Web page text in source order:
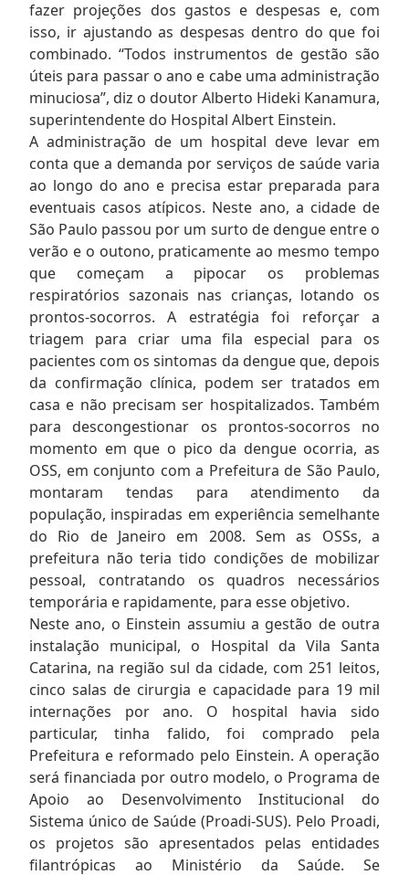
fazer projeções dos gastos e despesas e, com
isso, ir ajustando as despesas dentro do que foi
combinado. “Todos instrumentos de gestão são
úteis para passar o ano e cabe uma administração
minuciosa”, diz o doutor Alberto Hideki Kanamura,
superintendente do Hospital Albert Einstein.
A administração de um hospital deve levar em
conta que a demanda por serviços de saúde varia
ao longo do ano e precisa estar preparada para
eventuais casos atípicos. Neste ano, a cidade de
São Paulo passou por um surto de dengue entre o
verão e o outono, praticamente ao mesmo tempo
que começam a pipocar os problemas
respiratórios sazonais nas crianças, lotando os
prontos-socorros. A estratégia foi reforçar a
triagem para criar uma fila especial para os
pacientes com os sintomas da dengue que, depois
da confirmação clínica, podem ser tratados em
casa e não precisam ser hospitalizados. Também
para descongestionar os prontos-socorros no
momento em que o pico da dengue ocorria, as
OSS, em conjunto com a Prefeitura de São Paulo,
montaram tendas para atendimento da
população, inspiradas em experiência semelhante
do Rio de Janeiro em 2008. Sem as OSSs, a
prefeitura não teria tido condições de mobilizar
pessoal, contratando os quadros necessários
temporária e rapidamente, para esse objetivo.
Neste ano, o Einstein assumiu a gestão de outra
instalação municipal, o Hospital da Vila Santa
Catarina, na região sul da cidade, com 251 leitos,
cinco salas de cirurgia e capacidade para 19 mil
internações por ano. O hospital havia sido
particular, tinha falido, foi comprado pela
Prefeitura e reformado pelo Einstein. A operação
será financiada por outro modelo, o Programa de
Apoio ao Desenvolvimento Institucional do
Sistema único de Saúde (Proadi-SUS). Pelo Proadi,
os projetos são apresentados pelas entidades
filantrópicas ao Ministério da Saúde. Se